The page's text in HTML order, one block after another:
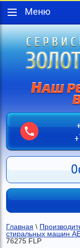
Меню
Главная \
стиральных машин
76275 FLP